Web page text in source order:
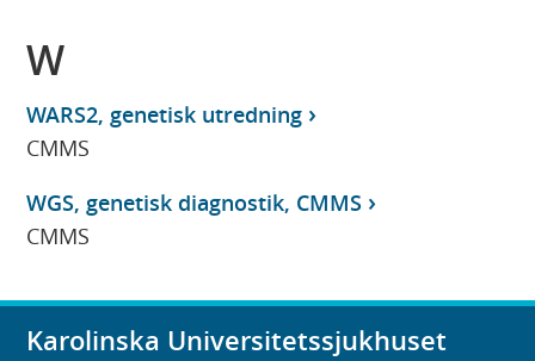
W
WARS2, genetisk utredning
CMMS
WGS, genetisk diagnostik, CMMS
CMMS
Karolinska Universitetssjukhuset